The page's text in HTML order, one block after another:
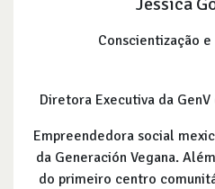
Conscientização
Diretora Executiva da
Empreendedora social
da Generación Vegana.
do primeiro centro